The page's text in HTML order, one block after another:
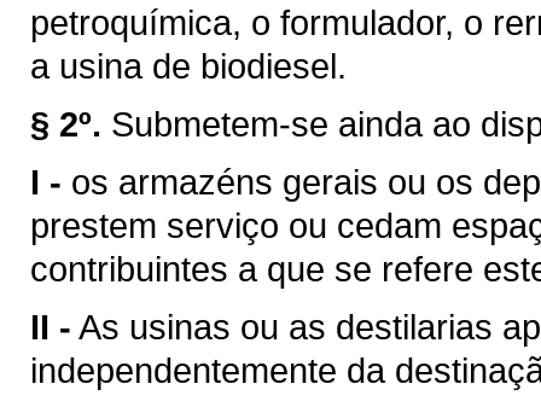
petroquímica, o formulador, o
a usina de biodiesel.
§ 2º. Submetem-se ainda ao
I - os armazéns gerais ou os
prestem serviço ou cedam
contribuintes a que se refere
II - As usinas ou as destilarias
independentemente da